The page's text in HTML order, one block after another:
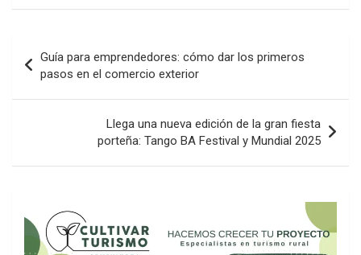
de
entradas
Guía para emprendedores: cómo dar los primeros
pasos en el comercio exterior
Llega una nueva edición de la gran fiesta
porteña: Tango BA Festival y Mundial 2025